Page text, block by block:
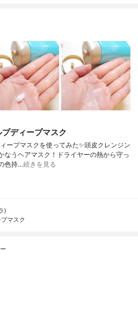
ディープマスク
ープマスクを使ってみた✨頭皮クレンジン
なうヘアマスク！ドライヤーの熱から守っ
色持…続きを見る
)
マスク